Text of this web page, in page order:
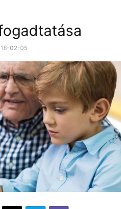
02-05